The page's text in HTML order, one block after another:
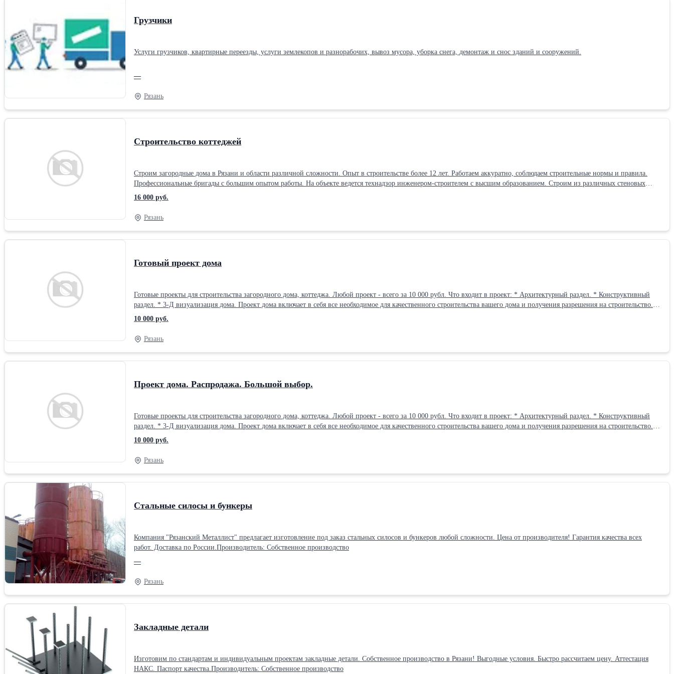
Грузчики
Услуги грузчиков, квартирные переезды, услуги землекопов и разнорабочих, вывоз мусора, уборка снега, демонтаж и снос зданий и сооружений.
—
Рязань
Строительство коттеджей
Строим загородные дома в Рязани и области различной сложности. Опыт в строительстве более 12 лет. Работаем аккуратно, соблюдаем строительные нормы и правила.
Профессиональные бригады с большим опытом работы. На объекте ведется технадзор инженером-строителем с высшим образованием. Строим из различных стеновых
материалов. Организуем закупку и поставку материала на объект. Предоставляем гарантию 5 лет. Бесплатно разрабатываем проект на строительство дома. Дома сдаются в
оговоренные сроки. Наши клиенты имеют возможность вернуть подоходный налог в размере 13% от стоимости строительства. Вы можете посмотреть уже построенные
дома или посетить строящиеся объекты. На фото представлены наши работы! Подробная информация на нашем сайте: www.stroy-rzn.ru/ Будем рады построить дом Вашей
мечты, который будет Вас радовать не один десяток лет!Производитель: Собственное производство
16 000 руб.
Рязань
Готовый проект дома
Готовые проекты для строительства загородного дома, коттеджа. Любой проект - всего за 10 000 рубл. Что входит в проект: * Архитектурный раздел. * Конструктивный
раздел. * 3-Д визуализация дома. Проект дома включает в себя все необходимое для качественного строительства вашего дома и получения разрешения на строительство.
Большой выбор проектов на нашем сайте www.stroy-rzn.ru в разделе: Проектирование - Типовые проекты. Вносим необходимые изменения и дополнения в проект. Выдача
проекта - за 1 день. Выполняем индивидуальное проектирование загородных домов, коттеджей. Архитектурный раздел – 150 руб/м2 Архитектурный раздел+
Конструктивный раздел – 250 руб/м2 3-Д визуализация дома с 4-х сторон – 5 000 руб Оказываем услуги по строительству домов – от 18 000 руб/м2 При заказе
строительства дома – проект на строительство предоставляется бесплатно.Производитель: Собственное производство
10 000 руб.
Рязань
Проект дома. Распродажа. Большой выбор.
Готовые проекты для строительства загородного дома, коттеджа. Любой проект - всего за 10 000 рубл. Что входит в проект: * Архитектурный раздел. * Конструктивный
раздел. * 3-Д визуализация дома. Проект дома включает в себя все необходимое для качественного строительства вашего дома и получения разрешения на строительство.
Большой выбор проектов на нашем сайте www.stroy-rzn.ru в разделе: Проектирование - Типовые проекты. Вносим необходимые изменения и дополнения в проект. Выдача
проекта - за 1 день. Выполняем индивидуальное проектирование загородных домов, коттеджей. Архитектурный раздел – 150 руб/м2 Архитектурный раздел+
Конструктивный раздел – 250 руб/м2 3-Д визуализация дома с 4-х сторон – 5 000 руб Оказываем услуги по строительству домов – от 18 000 руб/м2 При заказе
строительства дома – проект на строительство предоставляется бесплатно.Производитель: Собственное производство
10 000 руб.
Рязань
Стальные силосы и бункеры
Компания "Рязанский Металлист" предлагает изготовление под заказ стальных силосов и бункеров любой сложности. Цена от производителя! Гарантия качества всех
работ. Доставка по России.Производитель: Собственное производство
—
Рязань
Закладные детали
Изготовим по стандартам и индивидуальным проектам закладные детали. Собственное производство в Рязани! Выгодные условия. Быстро рассчитаем цену. Аттестация
НАКС. Паспорт качества.Производитель: Собственное производство